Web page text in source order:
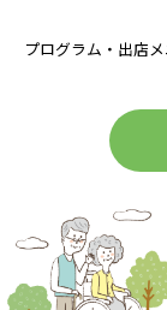
プログラム・出店